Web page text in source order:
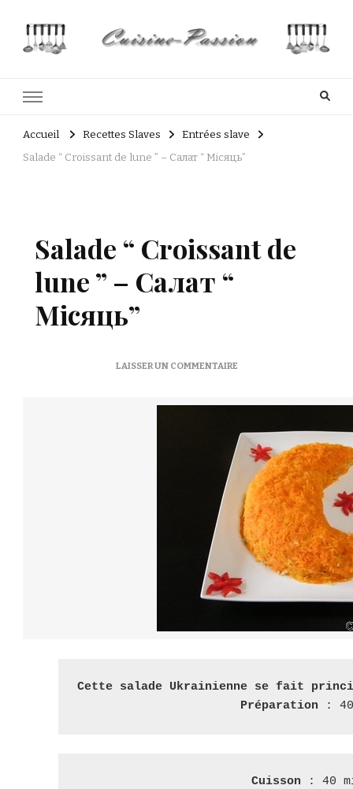
Accueil Recettes Slaves
Entrées slave
Salade “ Croissant de lune ” – Салат “ Місяць”
Salade “ Croissant de
lune ” – Салат “
Місяць”
LAISSER UN COMMENTAIRESUR
LUNE
САЛАТ
МІСЯЦЬ”
Cette salade Ukrainienne se fait
Préparation :
Cuisson : 40